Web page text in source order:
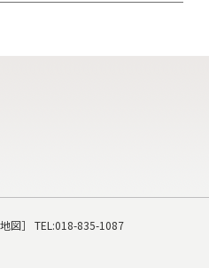
地図］ TEL:018-835-1087